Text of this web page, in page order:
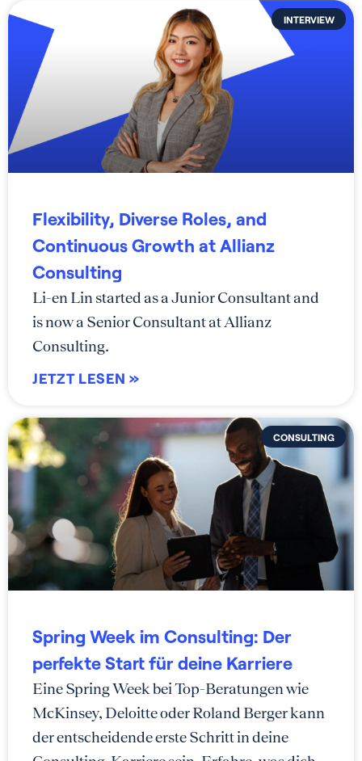
INTERVIEW
Flexibility, Diverse Roles, and
Continuous Growth at Allianz
Consulting
Li-en Lin started as a Junior Consultant and
is now a Senior Consultant at Allianz
Consulting.
JETZT LESEN »
CONSULTING
Spring Week im Consulting: Der
perfekte Start für deine Karriere
Eine Spring Week bei Top-Beratungen wie
McKinsey, Deloitte oder Roland Berger kann
der entscheidende erste Schritt in deine